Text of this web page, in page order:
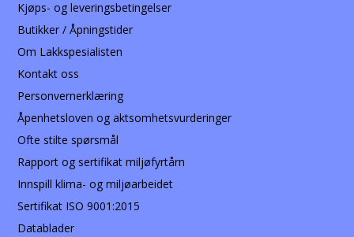
Kjøps- og leveringsbetingelser
Butikker / Åpningstider
Om Lakkspesialisten
Kontakt oss
Personvernerklæring
Åpenhetsloven og aktsomhetsvurderinger
Ofte stilte spørsmål
Rapport og sertifikat miljøfyrtårn
Innspill klima- og miljøarbeidet
Sertifikat ISO 9001:2015
Datablader